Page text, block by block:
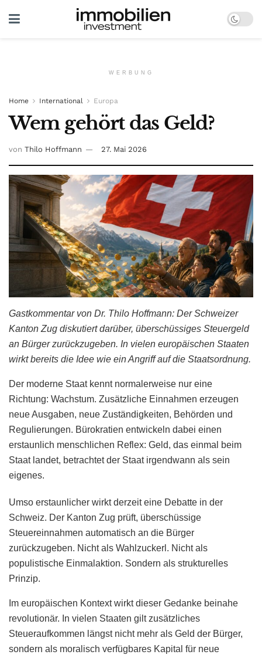
WERBUNG
Home International Europa
Wem gehört das Geld?
von Thilo Hoffmann 27. Mai 2026
Gastkommentar von Dr. Thilo Hoffmann: Der Schweizer
Kanton Zug diskutiert darüber, überschüssiges Steuergeld
an Bürger zurückzugeben. In vielen europäischen Staaten
wirkt bereits die Idee wie ein Angriff auf die Staatsordnung.
Der moderne Staat kennt normalerweise nur eine
Richtung: Wachstum. Zusätzliche Einnahmen erzeugen
neue Ausgaben, neue Zuständigkeiten, Behörden und
Regulierungen. Bürokratien entwickeln dabei einen
erstaunlich menschlichen Reflex: Geld, das einmal beim
Staat landet, betrachtet der Staat irgendwann als sein
eigenes.
Umso erstaunlicher wirkt derzeit eine Debatte in der
Schweiz. Der Kanton Zug prüft, überschüssige
Steuereinnahmen automatisch an die Bürger
zurückzugeben. Nicht als Wahlzuckerl. Nicht als
populistische Einmalaktion. Sondern als strukturelles
Prinzip.
Im europäischen Kontext wirkt dieser Gedanke beinahe
revolutionär. In vielen Staaten gilt zusätzliches
Steueraufkommen längst nicht mehr als Geld der Bürger,
sondern als moralisch verfügbares Kapital für neue